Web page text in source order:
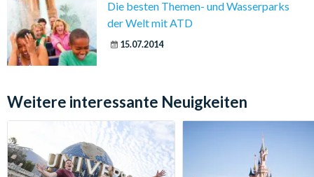
Die besten Themen- und Wasserparks
der Welt mit ATD
15.07.2014
Weitere interessante Neuigkeiten